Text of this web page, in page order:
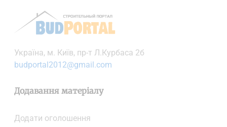
Українa, м. Київ, пр-т Л.Курбаса 2б
budportal2012@gmail.com
Додавання матеріалу
Додати oголошення